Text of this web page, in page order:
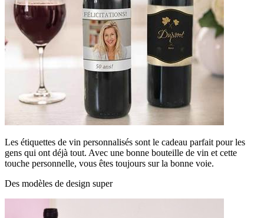
Les étiquettes de vin personnalisés sont le cadeau parfait pour les
gens qui ont déjà tout. Avec une bonne bouteille de vin et cette
touche personnelle, vous êtes toujours sur la bonne voie.
Des modèles de design super